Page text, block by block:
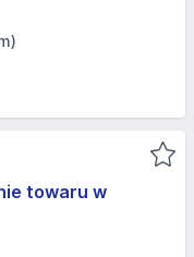
towaru w